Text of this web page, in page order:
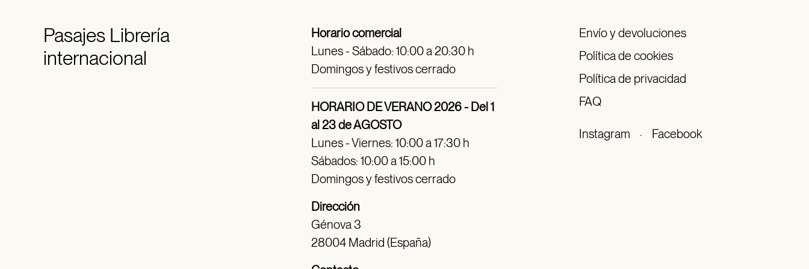
PasajesLibrería
internacional
Horario comercial
Lunes - Sábado: 10:00 a 20:30 h
Domingos y festivos cerrado
HORARIO DE VERANO 2026 - Del 1
al 23 de AGOSTO
Lunes - Viernes: 10:00 a 17:30 h
Sábados: 10:00 a 15:00 h
Domingos y festivos cerrado
Dirección
Génova 3
28004 Madrid (España)
Envío y devoluciones
Política de cookies
Política de privacidad
FAQ
Instagram · Facebook